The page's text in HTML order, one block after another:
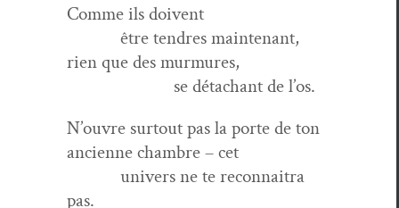
Comme ils doivent
être ten­dres main­tenant,
rien que des murmures,
se détachant de l’os.
N’ouvre surtout pas la porte de ton
anci­enne cham­bre – cet
univers ne te recon­naitra
pas.